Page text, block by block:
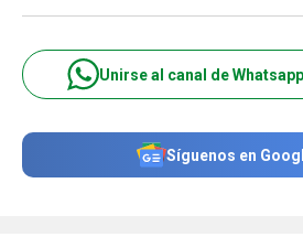
Unirse al canal de
Síguenos en